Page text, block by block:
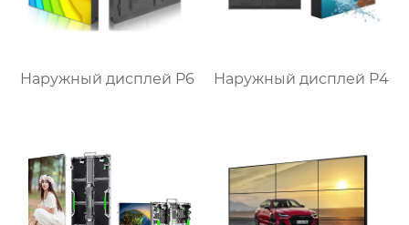
Наружный дисплей P6 Наружный дисплей P4